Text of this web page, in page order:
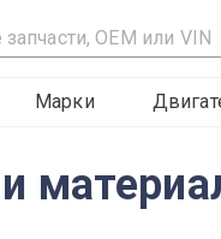
Марки
и